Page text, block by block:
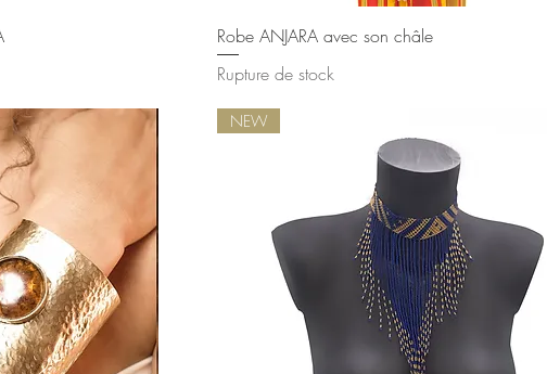
rapide Aperçu rapide
Robe ANJARA avec son châle
Rupture de stock
NEW